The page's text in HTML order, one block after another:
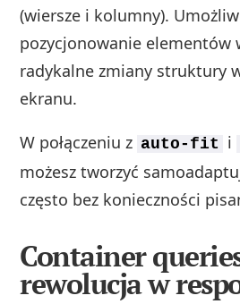
(wiersze i kolumny).
pozycjonowanie elementów
radykalne zmiany struktury
ekranu.
W połączeniu z auto-fit i
możesz tworzyć
często bez konieczności
Container
rewolucja w